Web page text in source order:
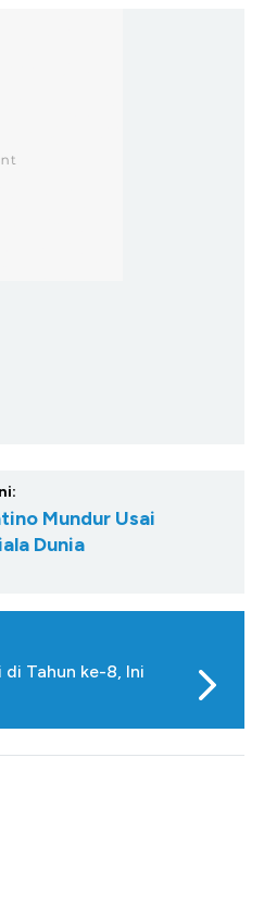
Mundur Usai
Dunia
di Tahun ke-8, Ini